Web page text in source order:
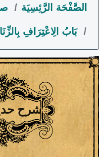
الصَّفْحَة الرَّئِسِيَة
بَابُ الِاعْتِرَافِ بِالزِّنَا
شرح حديث